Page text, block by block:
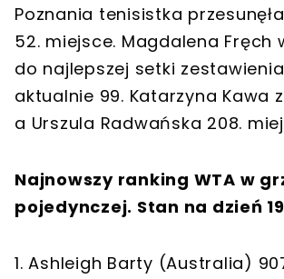
Poznania tenisistka
52. miejsce. Magdalena Fręch
do najlepszej setki
aktualnie 99. Katarzyna Kawa
a Urszula Radwańska 208.
Najnowszy ranking WTA w
pojedynczej. Stan na dzień
1. Ashleigh Barty (Australia)